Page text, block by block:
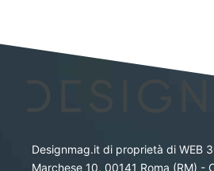
Designmag.it di proprietà di WEB
Marchese 10, 00141 Roma (RM) -